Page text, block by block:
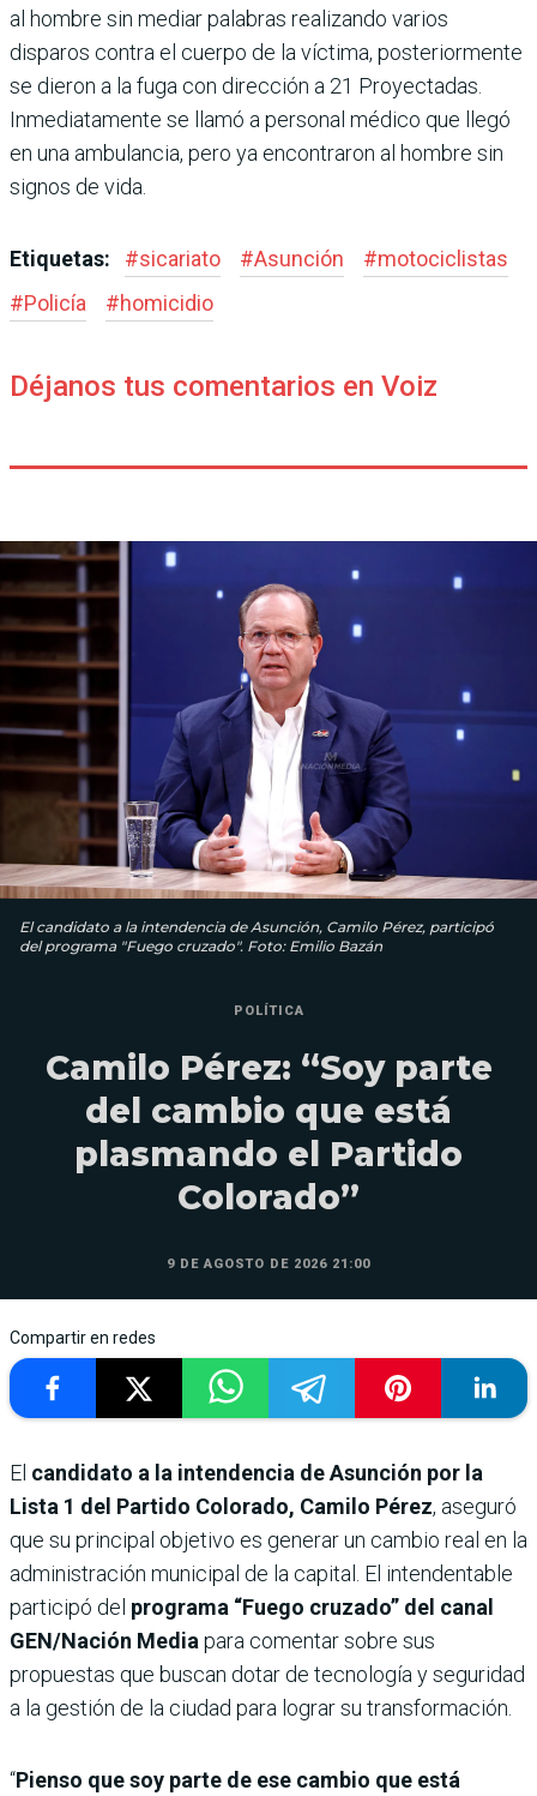
al hombre sin mediar palabras realizando varios
disparos contra el cuerpo de la víctima, posteriormente
se dieron a la fuga con dirección a 21 Proyectadas.
Inmediatamente se llamó a personal médico que llegó
en una ambulancia, pero ya encontraron al hombre sin
signos de vida.
Etiquetas: #sicariato #Asunción #motociclistas
#Policía #homicidio
Déjanos tus comentarios en Voiz
El candidato a la intendencia de Asunción, Camilo Pérez, participó
del programa "Fuego cruzado". Foto: Emilio Bazán
POLÍTICA
Camilo Pérez: “Soy parte
del cambio que está
plasmando el Partido
Colorado”
9 DE AGOSTO DE 2026 21:00
Compartir en redes
El candidato a la intendencia de Asunción por la
Lista 1 del Partido Colorado, Camilo Pérez, aseguró
que su principal objetivo es generar un cambio real en la
administración municipal de la capital. El intendentable
participó del programa “Fuego cruzado” del canal
GEN/Nación Mediapara comentar sobre sus
propuestas que buscan dotar de tecnología y seguridad
a la gestión de la ciudad para lograr su transformación.
“Pienso que soy parte de ese cambio que está